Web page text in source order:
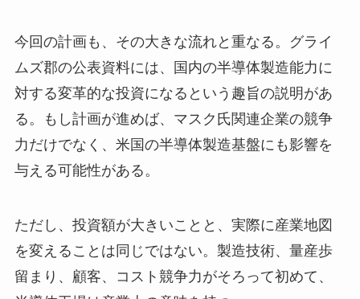
今回の計画も、その大きな流れと重なる。グライ
ムズ郡の公表資料には、国内の半導体製造能力に
対する変革的な投資になるという趣旨の説明があ
る。もし計画が進めば、マスク氏関連企業の競争
力だけでなく、米国の半導体製造基盤にも影響を
与える可能性がある。
ただし、投資額が大きいことと、実際に産業地図
を変えることは同じではない。製造技術、量産歩
留まり、顧客、コスト競争力がそろって初めて、